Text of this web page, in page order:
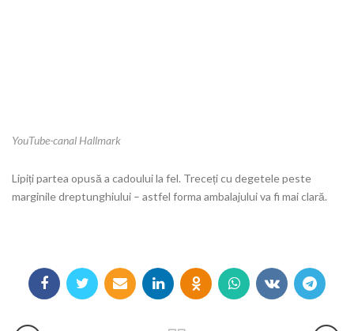
YouTube-canal Hallmark
Lipiți partea opusă a cadoului la fel. Treceți cu degetele peste
marginile dreptunghiului – astfel forma ambalajului va fi mai clară.